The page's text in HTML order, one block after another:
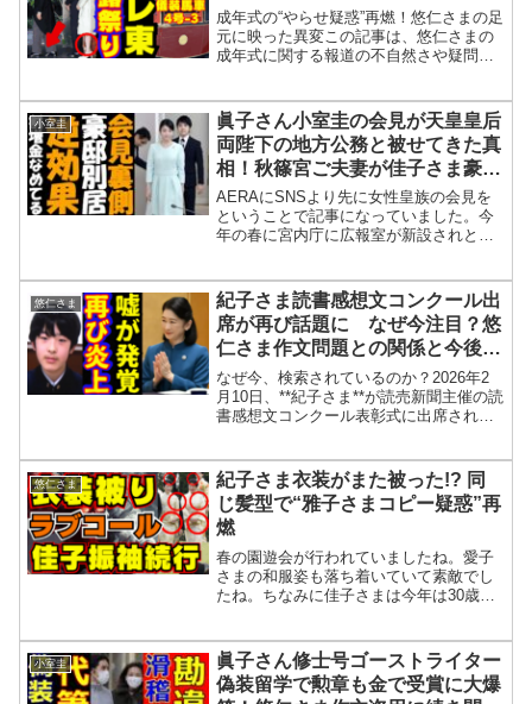
成年式の“やらせ疑惑”再燃！悠仁さまの足
元に映った異変この記事は、悠仁さまの
成年式に関する報道の不自然さや疑問点
ち位置の違和感」などを取り上げていま
す。また、テレ東BI...
小室圭
眞子さん小室圭の会見が天皇皇后
両陛下の地方公務と被せてきた真
相！秋篠宮ご夫妻が佳子さま豪邸
別居で健康に爆笑！悠仁さまパフ
ォーマンス逆効果！NHK受信料
割増金に爆笑！
AERAにSNSより先に女性皇族の会見を
ということで記事になっていました。今
年の春に宮内庁に広報室が新設されとり
れは秋篠宮さまが誕生日会見で発言した
反論の基準づくりです...
悠仁さま
紀子さま読書感想文コンクール出
席が再び話題に なぜ今注目？悠
仁さま作文問題との関係と今後の
影響は
なぜ今、検索されているのか？2026年2
月10日、**紀子さま**が読売新聞主催の読
書感想文コンクール表彰式に出席された
に検索されているのは次のような疑問で
す。「紀子...
悠仁さま
紀子さま衣装がまた被った!? 同
じ髪型で“雅子さまコピー疑惑”再
燃
春の園遊会が行われていましたね。愛子
さまの和服姿も落ち着いていて素敵でし
たね。ちなみに佳子さまは今年は30歳に
回はいつもより早めに始まってすぐにマ
イクが付いた招待客と話...
小室圭
眞子さん修士号ゴーストライター
偽装留学で勲章も金で受賞に大爆